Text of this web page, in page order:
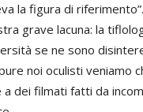
la figura di riferimento”.
grave lacuna: la
se ne sono
noi oculisti veniamo
a dei filmati fatti da